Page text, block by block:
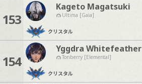
153
Kageto Magatsuki
Ultima [Gaia]
クリスタル
154
Yggdra Whitefeather
Tonberry [Elemental]
クリスタル